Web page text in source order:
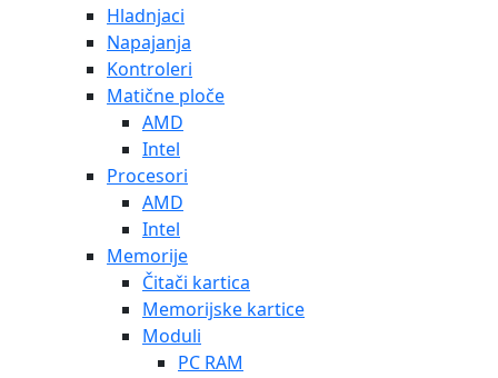
Hladnjaci
Napajanja
Kontroleri
Matične ploče
AMD
Intel
Procesori
AMD
Intel
Memorije
Čitači kartica
Memorijske kartice
Moduli
PC RAM